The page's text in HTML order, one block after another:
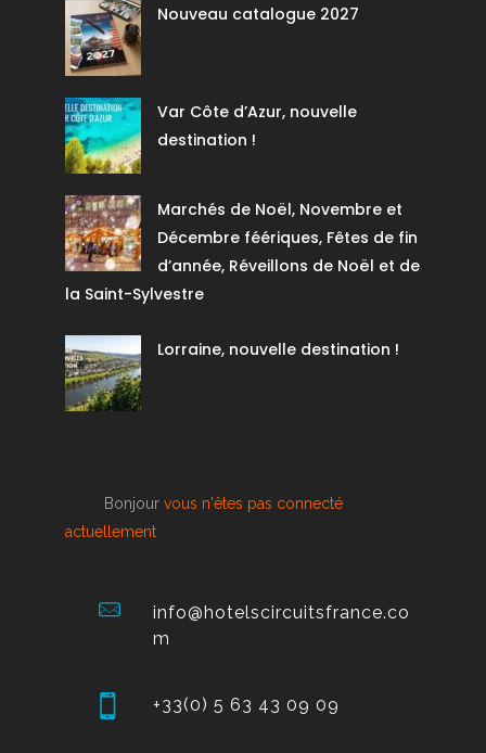
Nouveau catalogue 2027
Var Côte d’Azur, nouvelle
destination !
Marchés de Noël, Novembre et
Décembre féériques, Fêtes de fin
d’année, Réveillons de Noël et de
la Saint-Sylvestre
Lorraine, nouvelle destination !
Bonjour vous n'êtes pas connecté
actuellement
info@hotelscircuitsfrance.co
m
+33(0) 5 63 43 09 09